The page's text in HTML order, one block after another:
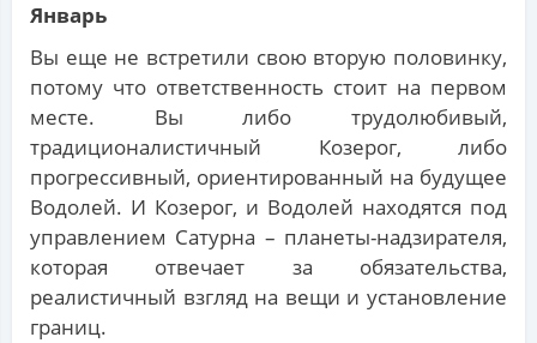
Январь
Вы еще не встретили свою вторую половинку,
потому что ответственность стоит на первом
месте. Вы либо трудолюбивый,
традиционалистичный Козерог, либо
прогрессивный, ориентированный на будущее
Водолей. И Козерог, и Водолей находятся под
управлением Сатурна – планеты-надзирателя,
которая отвечает за обязательства,
реалистичный взгляд на вещи и установление
границ.